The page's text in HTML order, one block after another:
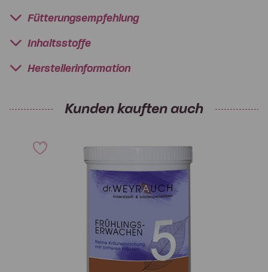
Fütterungsempfehlung
Inhaltsstoffe
Herstellerinformation
Kunden kauften auch